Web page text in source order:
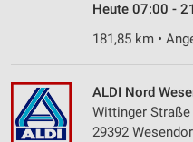
Heute 07:00 -
181,85 km •
ALDI Nord
Wittinger Straße
29392